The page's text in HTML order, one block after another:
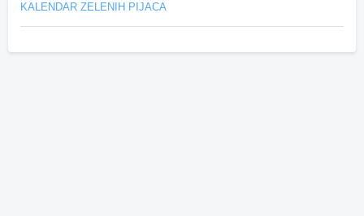
KALENDAR ZELENIH PIJACA